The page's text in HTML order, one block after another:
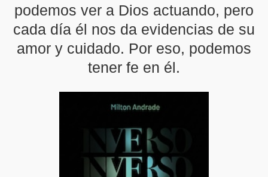
podemos ver a Dios actuando, pero
cada día él nos da evidencias de su
amor y cuidado. Por eso, podemos
tener fe en él.